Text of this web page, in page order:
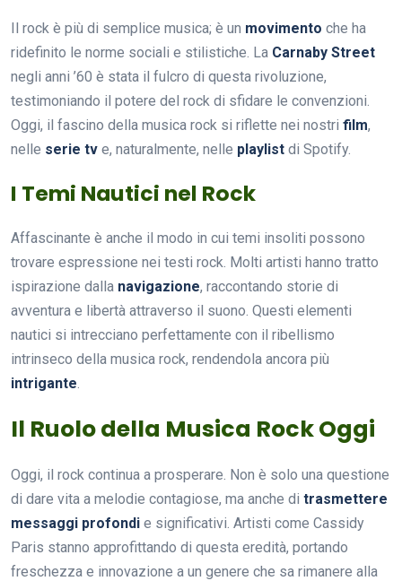
Il rock è più di semplice musica; è un movimento che ha
ridefinito le norme sociali e stilistiche. La Carnaby Street
negli anni ’60 è stata il fulcro di questa rivoluzione,
testimoniando il potere del rock di sfidare le convenzioni.
Oggi, il fascino della musica rock si riflette nei nostri film,
nelle serie tv e, naturalmente, nelle playlist di Spotify.
I Temi Nautici nel Rock
Affascinante è anche il modo in cui temi insoliti possono
trovare espressione nei testi rock. Molti artisti hanno tratto
ispirazione dalla navigazione, raccontando storie di
avventura e libertà attraverso il suono. Questi elementi
nautici si intrecciano perfettamente con il ribellismo
intrinseco della musica rock, rendendola ancora più
intrigante
Il Ruolo della Musica Rock Oggi
Oggi, il rock continua a prosperare. Non è solo una questione
di dare vita a melodie contagiose, ma anche di trasmettere
messaggi profondi e significativi. Artisti come Cassidy
Paris stanno approfittando di questa eredità, portando
freschezza e innovazione a un genere che sa rimanere alla